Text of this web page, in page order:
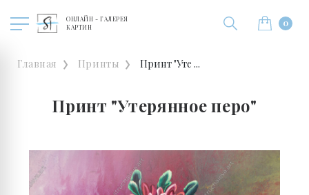
ОНЛАЙН - ГАЛЕРЕЯ
КАРТИН
0
Главная Принты Принт "Уте ...
Принт "Утерянное перо"